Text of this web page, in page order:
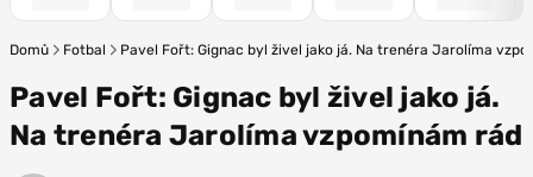
Domů Fotbal Pavel Fořt: Gignac byl živel jako já. Na trenéra Jarolíma
Pavel Fořt: Gignac byl živel jako já.
Na trenéra Jarolíma vzpomínám rád